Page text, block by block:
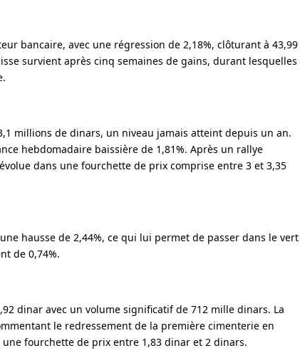
bancaire, avec une régression de 2,18%, clôturant à 43,99
survient après cinq semaines de gains, durant lesquelles
millions de dinars, un niveau jamais atteint depuis un an.
hebdomadaire baissière de 1,81%. Après un rallye
dans une fourchette de prix comprise entre 3 et 3,35
hausse de 2,44%, ce qui lui permet de passer dans le vert
de 0,74%.
dinar avec un volume significatif de 712 mille dinars. La
le redressement de la première cimenterie en
fourchette de prix entre 1,83 dinar et 2 dinars.